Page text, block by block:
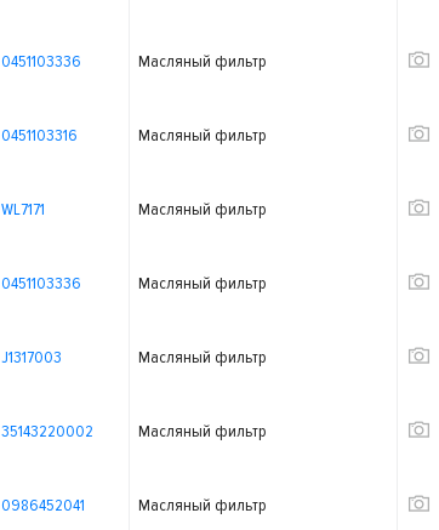
0451103336 Масляный фильтр
0451103316 Масляный фильтр
WL7171 Масляный фильтр
0451103336 Масляный фильтр
J1317003 Масляный фильтр
35143220002 Масляный фильтр
0986452041 Масляный фильтр